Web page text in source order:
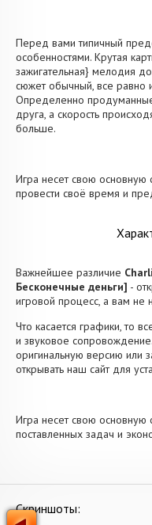
Перед вами типичный
особенностями. Крутая
зажигательная} мелодия
сюжет обычный, все равно
Определенно
друга, а скорость
больше.
Игра несет свою
провести своё время и
Важнейшее различие
Бесконечные деньги] -
игровой процесс, а вам не
Что касается графики, то
и звуковое
оригинальную версию или
открывать наш сайт для
Игра несет свою
поставленных задач и
Скриншоты: